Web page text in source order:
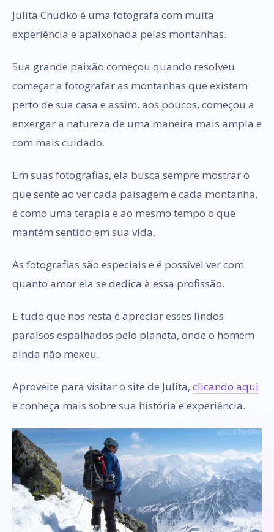
Julita Chudko é uma fotografa com muita
experiência e apaixonada pelas montanhas.
Sua grande paixão começou quando resolveu
começar a fotografar as montanhas que existem
perto de sua casa e assim, aos poucos, começou a
enxergar a natureza de uma maneira mais ampla e
com mais cuidado.
Em suas fotografias, ela busca sempre mostrar o
que sente ao ver cada paisagem e cada montanha,
é como uma terapia e ao mesmo tempo o que
mantém sentido em sua vida.
As fotografias são especiais e é possível ver com
quanto amor ela se dedica à essa profissão.
E tudo que nos resta é apreciar esses lindos
paraísos espalhados pelo planeta, onde o homem
ainda não mexeu.
Aproveite para visitar o site de Julita, clicando aqui
e conheça mais sobre sua história e experiência.